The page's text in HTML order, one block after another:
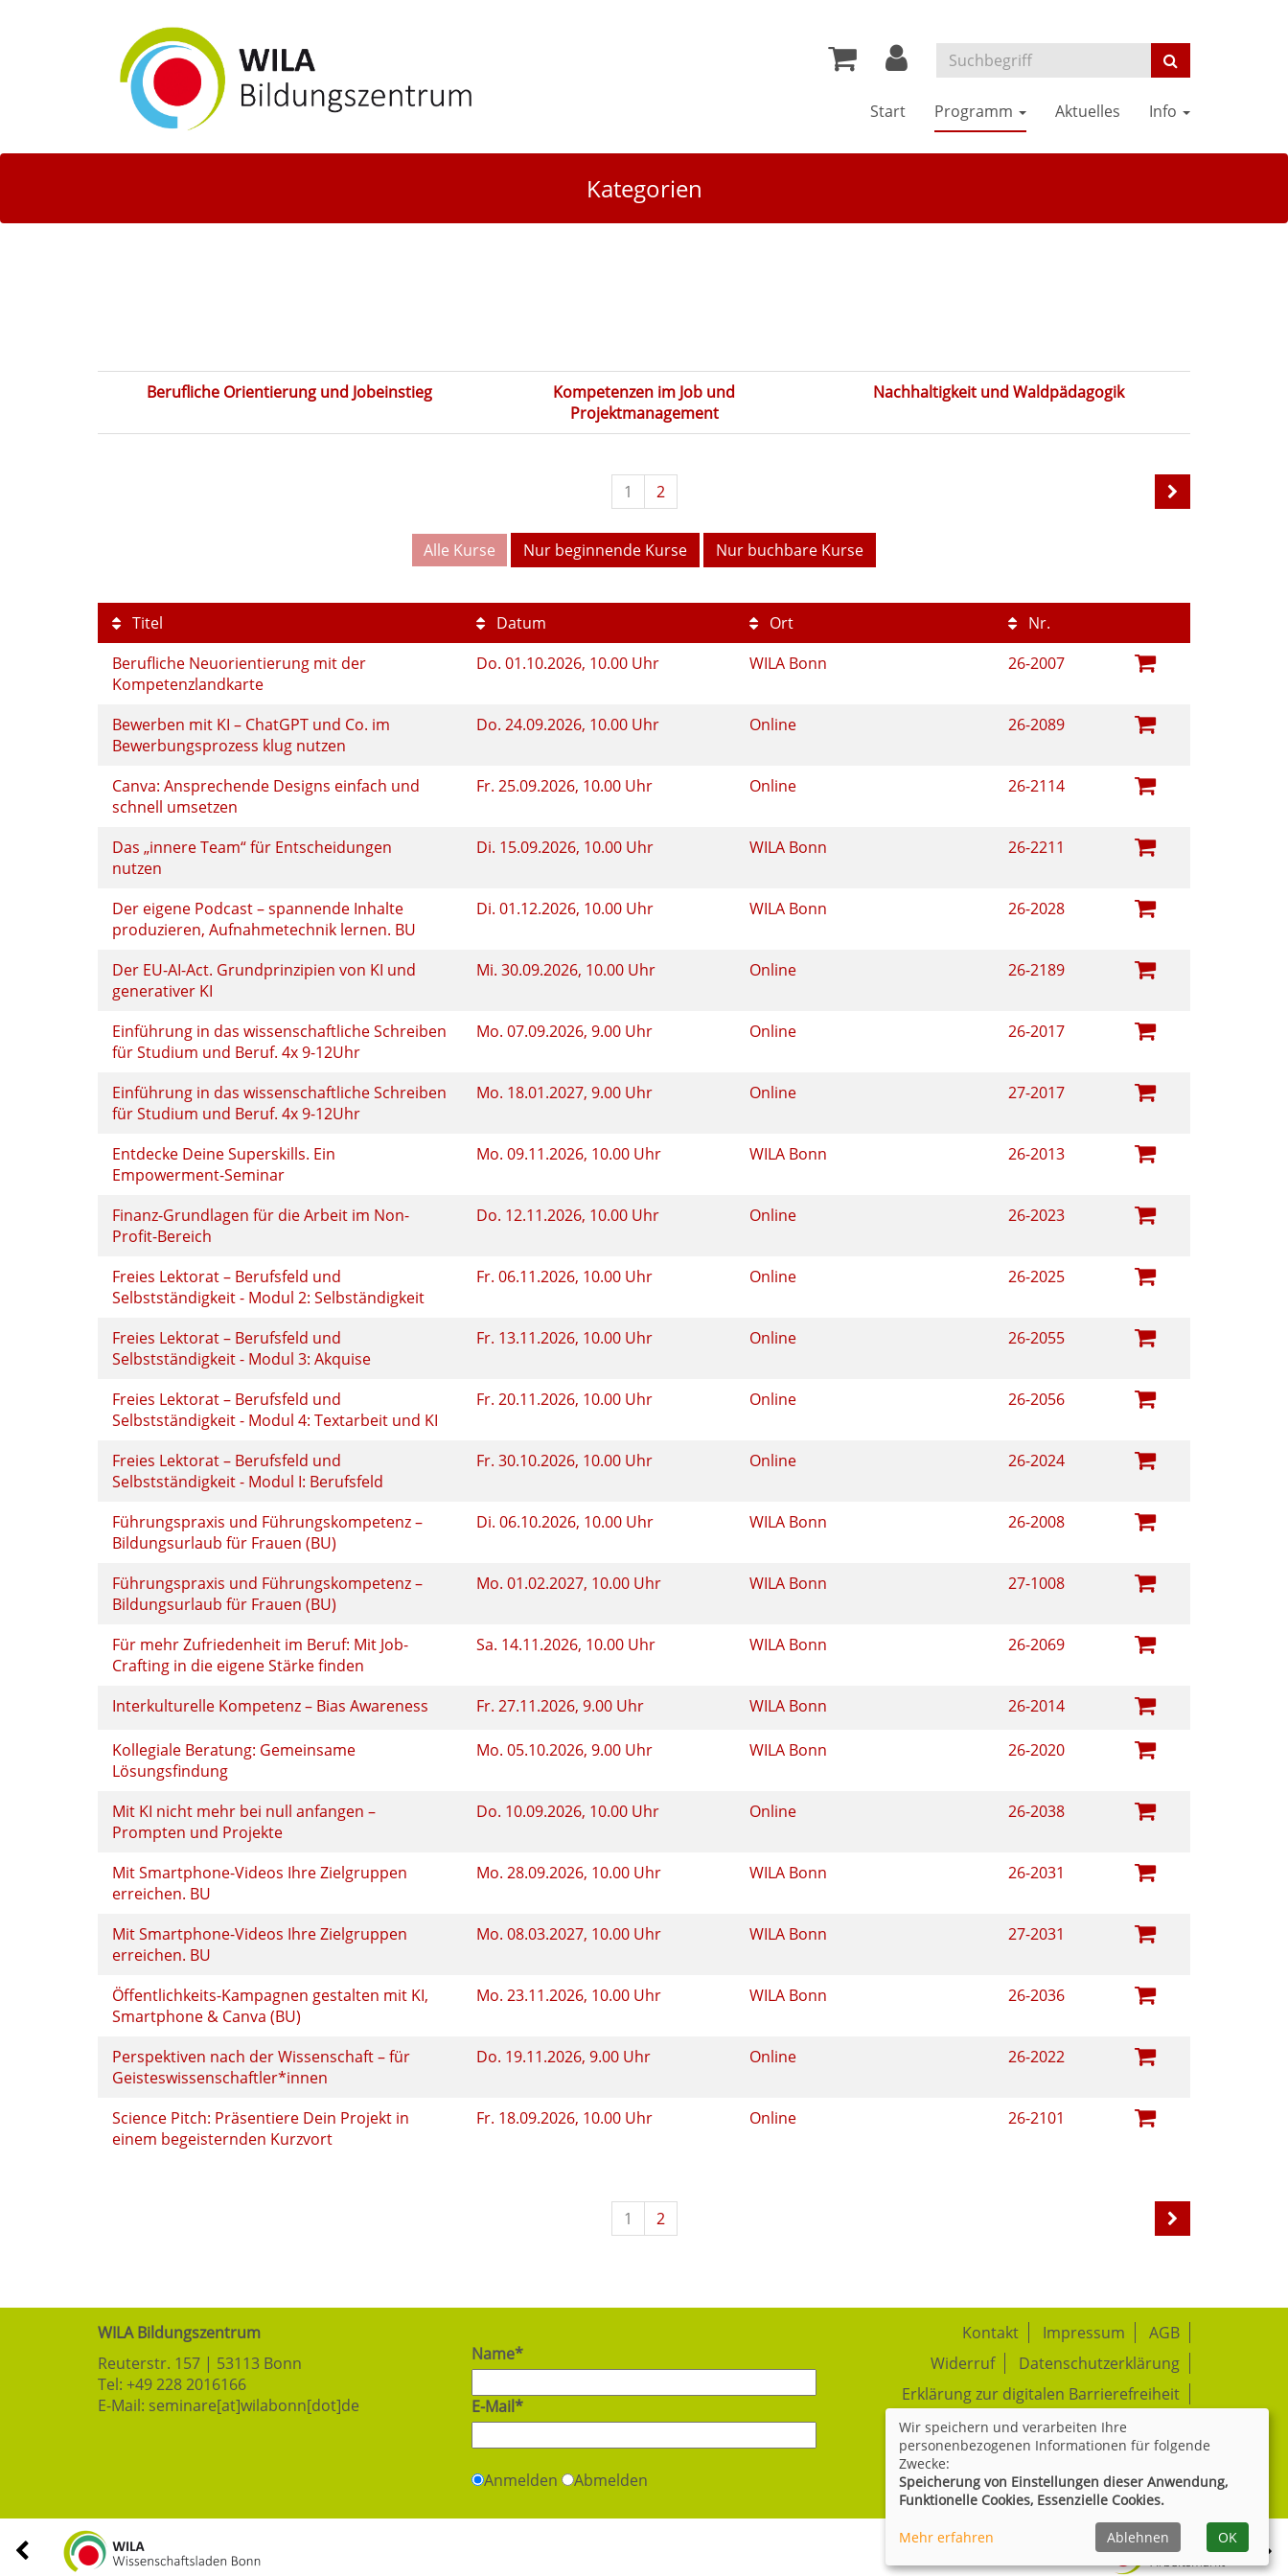
Start Programm Aktuelles Info
Kategorien
Berufliche Orientierung und Jobeinstieg
Kompetenzen im Job und
Projektmanagement
Nachhaltigkeit und Waldpädagogik
1 2
Alle Kurse Nur beginnende Kurse Nur buchbare Kurse
Titel Datum Ort
Nr.
Berufliche Neuorientierung mit der
Kompetenzlandkarte
Do. 01.10.2026, 10.00 Uhr WILA Bonn 26-2007
Bewerben mit KI – ChatGPT und Co. im
Bewerbungsprozess klug nutzen
Do. 24.09.2026, 10.00 Uhr Online 26-2089
Canva: Ansprechende Designs einfach und
schnell umsetzen
Fr. 25.09.2026, 10.00 Uhr Online 26-2114
Das „innere Team“ für Entscheidungen
nutzen
Di. 15.09.2026, 10.00 Uhr WILA Bonn 26-2211
Der eigene Podcast – spannende Inhalte
produzieren, Aufnahmetechnik lernen. BU
Di. 01.12.2026, 10.00 Uhr WILA Bonn 26-2028
Der EU-AI-Act. Grundprinzipien von KI und
generativer KI
Mi. 30.09.2026, 10.00 Uhr Online 26-2189
Einführung in das wissenschaftliche Schreiben
für Studium und Beruf. 4x 9-12Uhr
Mo. 07.09.2026, 9.00 Uhr Online 26-2017
Einführung in das wissenschaftliche Schreiben
für Studium und Beruf. 4x 9-12Uhr
Mo. 18.01.2027, 9.00 Uhr Online 27-2017
Entdecke Deine Superskills. Ein
Empowerment-Seminar
Mo. 09.11.2026, 10.00 Uhr WILA Bonn 26-2013
Finanz-Grundlagen für die Arbeit im Non-
Profit-Bereich
Do. 12.11.2026, 10.00 Uhr Online 26-2023
Freies Lektorat – Berufsfeld und
Selbstständigkeit - Modul 2: Selbständigkeit
Fr. 06.11.2026, 10.00 Uhr Online 26-2025
Freies Lektorat – Berufsfeld und
Selbstständigkeit - Modul 3: Akquise
Fr. 13.11.2026, 10.00 Uhr Online 26-2055
Freies Lektorat – Berufsfeld und
Selbstständigkeit - Modul 4: Textarbeit und KI
Fr. 20.11.2026, 10.00 Uhr Online 26-2056
Freies Lektorat – Berufsfeld und
Selbstständigkeit - Modul I: Berufsfeld
Fr. 30.10.2026, 10.00 Uhr Online 26-2024
Führungspraxis und Führungskompetenz –
Bildungsurlaub für Frauen (BU)
Di. 06.10.2026, 10.00 Uhr WILA Bonn 26-2008
Führungspraxis und Führungskompetenz –
Bildungsurlaub für Frauen (BU)
Mo. 01.02.2027, 10.00 Uhr WILA Bonn 27-1008
Für mehr Zufriedenheit im Beruf: Mit Job-
Crafting in die eigene Stärke finden
Sa. 14.11.2026, 10.00 Uhr WILA Bonn 26-2069
Interkulturelle Kompetenz – Bias Awareness Fr. 27.11.2026, 9.00 Uhr WILA Bonn 26-2014
Kollegiale Beratung: Gemeinsame
Lösungsfindung
Mo. 05.10.2026, 9.00 Uhr WILA Bonn 26-2020
Mit KI nicht mehr bei null anfangen –
Prompten und Projekte
Do. 10.09.2026, 10.00 Uhr Online 26-2038
Mit Smartphone-Videos Ihre Zielgruppen
erreichen. BU
Mo. 28.09.2026, 10.00 Uhr WILA Bonn 26-2031
Mit Smartphone-Videos Ihre Zielgruppen
erreichen. BU
Mo. 08.03.2027, 10.00 Uhr WILA Bonn 27-2031
Öffentlichkeits-Kampagnen gestalten mit KI,
Smartphone & Canva (BU)
Mo. 23.11.2026, 10.00 Uhr WILA Bonn 26-2036
Perspektiven nach der Wissenschaft – für
Geisteswissenschaftler*innen
Do. 19.11.2026, 9.00 Uhr Online 26-2022
Science Pitch: Präsentiere Dein Projekt in
einem begeisternden Kurzvort
Fr. 18.09.2026, 10.00 Uhr Online 26-2101
1 2
WILA Bildungszentrum
Reuterstr. 157 | 53113 Bonn
Tel: +49 228 2016166
E-Mail: seminare[at]wilabonn[dot]de
Name*
E-Mail*
Anmelden Abmelden
Kontakt Impressum
AGB
Widerruf
Datenschutzerklärung
Erklärung zur digitalen Barrierefreiheit
Cookie Einstellungen
Widerrufsformular
Wir speichern und verarbeiten Ihre
personenbezogenen Informationen für folgende
Zwecke:
Speicherung von Einstellungen dieser Anwendung,
Funktionelle Cookies, Essenzielle Cookies.
Mehr erfahren Ablehnen OK